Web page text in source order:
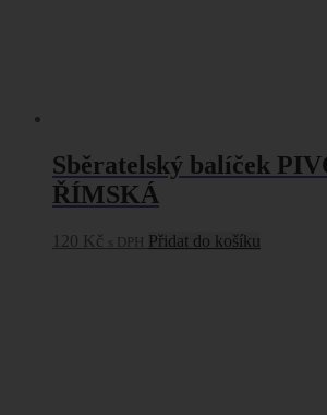
Sběratelský balíček
ŘÍMSKÁ
120 Kč s DPH Přidat do košíku